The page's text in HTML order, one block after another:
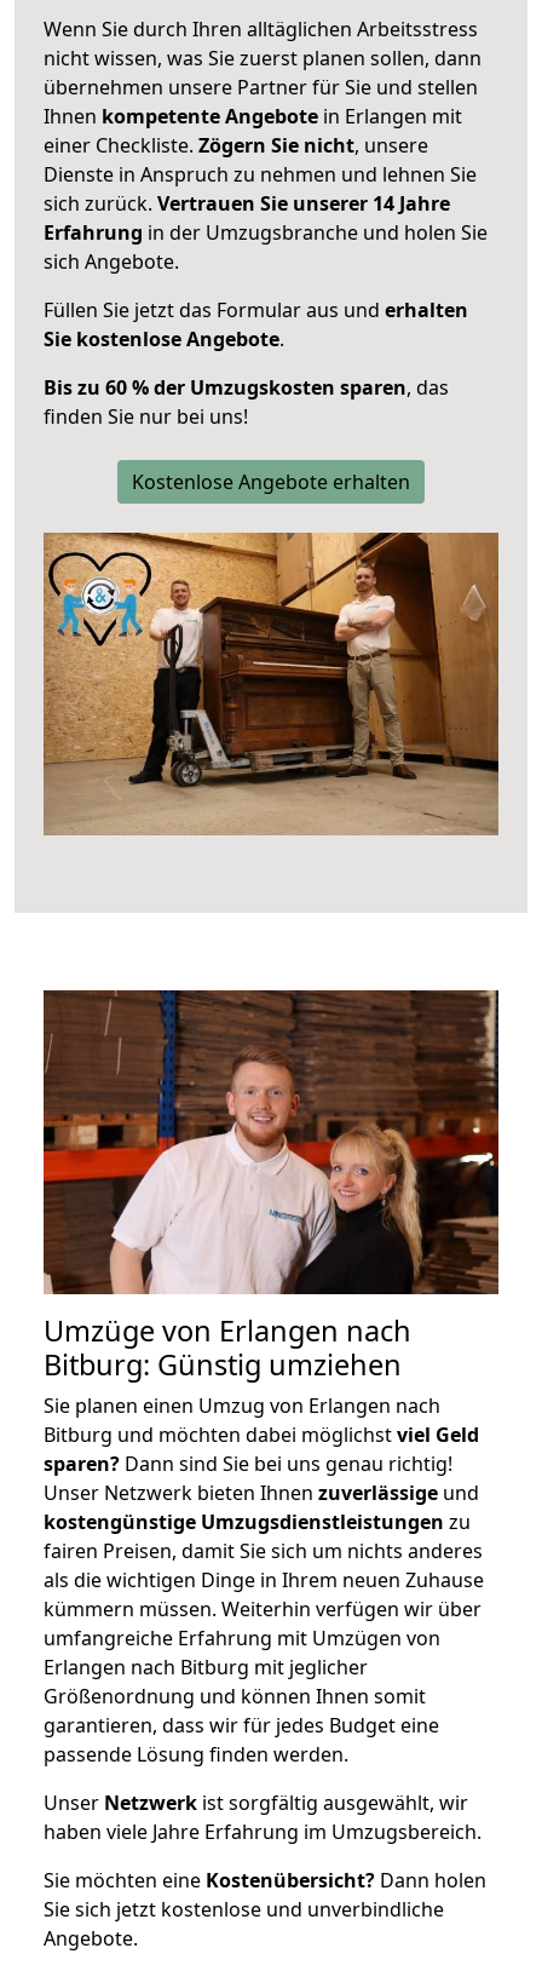
Wenn Sie durch Ihren alltäglichen Arbeitsstress
nicht wissen, was Sie zuerst planen sollen, dann
übernehmen unsere Partner für Sie und stellen
Ihnen kompetente Angebote in Erlangen mit
einer Checkliste. Zögern Sie nicht, unsere
Dienste in Anspruch zu nehmen und lehnen Sie
sich zurück. Vertrauen Sie unserer 14 Jahre
Erfahrung in der Umzugsbranche und holen Sie
sich Angebote.
Füllen Sie jetzt das Formular aus und erhalten
Sie kostenlose Angebote.
Bis zu 60 % der Umzugskosten sparen, das
finden Sie nur bei uns!
Kostenlose Angebote erhalten
Umzüge von Erlangen nach
Bitburg: Günstig umziehen
Sie planen einen Umzug von Erlangen nach
Bitburg und möchten dabei möglichstviel Geld
sparen? Dann sind Sie bei uns genau richtig!
Unser Netzwerk bieten Ihnen zuverlässige und
kostengünstige Umzugsdienstleistungen zu
fairen Preisen, damit Sie sich um nichts anderes
als die wichtigen Dinge in Ihrem neuen Zuhause
kümmern müssen. Weiterhin verfügen wir über
umfangreiche Erfahrung mit Umzügen von
Erlangen nach Bitburg mit jeglicher
Größenordnung und können Ihnen somit
garantieren, dass wir für jedes Budget eine
passende Lösung finden werden.
Unser Netzwerk ist sorgfältig ausgewählt, wir
haben viele Jahre Erfahrung im Umzugsbereich.
Sie möchten eine Kostenübersicht? Dann holen
Sie sich jetzt kostenlose und unverbindliche
Angebote.